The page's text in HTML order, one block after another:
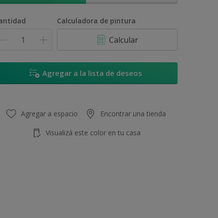
Calculadora de pintura
Calcular
Agregar a la lista de deseos
Agregar a espacio Encontrar una tienda
Visualizá este color en tu casa